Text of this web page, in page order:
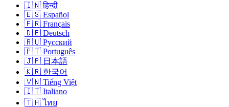
🇮🇳 हिन्दी
🇪🇸 Español
🇫🇷 Français
🇩🇪 Deutsch
🇷🇺 Русский
🇵🇹 Português
🇯🇵 日本語
🇰🇷 한국어
🇻🇳 Tiếng Việt
🇮🇹 Italiano
🇹🇭 ไทย